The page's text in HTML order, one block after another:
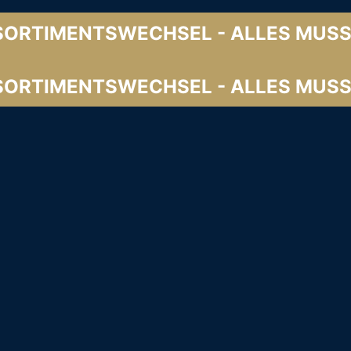
- ALLES
- ALLES